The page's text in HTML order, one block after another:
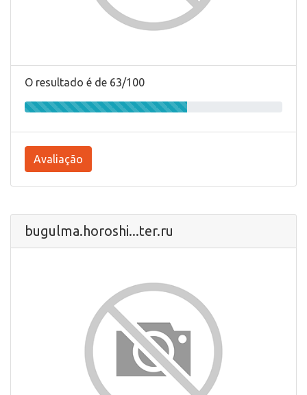
O resultado é de 63/100
Avaliação
bugulma.horoshi...ter.ru